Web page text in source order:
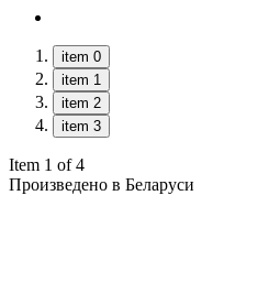
item 0
item 1
item 2
item 3
Item 1 of 4
Произведено в Беларуси